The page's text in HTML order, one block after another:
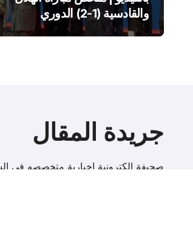
والقادسية (1-2) الدوري
السعودي
جريدة المقال
صحيفة إلكترونية اخبارية متخصصه فى